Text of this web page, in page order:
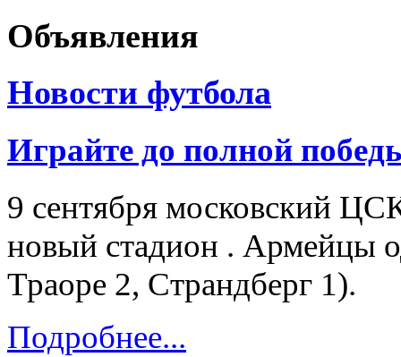
Объявления
Новости футбола
Играйте до полной
9 сентября московский
новый стадион . Армейцы
Траоре 2, Страндберг 1).
Подробнее...